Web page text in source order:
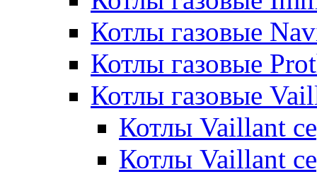
Котлы газовые
Котлы газовые
Котлы газовые
Котлы Vaillant
Котлы Vaillant